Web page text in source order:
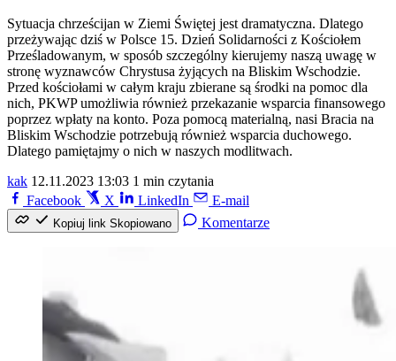
Sytuacja chrześcijan w Ziemi Świętej jest dramatyczna. Dlatego
przeżywając dziś w Polsce 15. Dzień Solidarności z Kościołem
Prześladowanym, w sposób szczególny kierujemy naszą uwagę w
stronę wyznawców Chrystusa żyjących na Bliskim Wschodzie.
Przed kościołami w całym kraju zbierane są środki na pomoc dla
nich, PKWP umożliwia również przekazanie wsparcia finansowego
poprzez wpłaty na konto. Poza pomocą materialną, nasi Bracia na
Bliskim Wschodzie potrzebują również wsparcia duchowego.
Dlatego pamiętajmy o nich w naszych modlitwach.
kak 12.11.2023 13:03 1 min czytania
Facebook
X LinkedIn E-mail
Kopiuj link Skopiowano Komentarze